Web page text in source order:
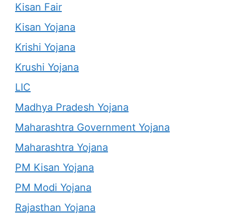
Kisan Fair
Kisan Yojana
Krishi Yojana
Krushi Yojana
LIC
Madhya Pradesh Yojana
Maharashtra Government Yojana
Maharashtra Yojana
PM Kisan Yojana
PM Modi Yojana
Rajasthan Yojana